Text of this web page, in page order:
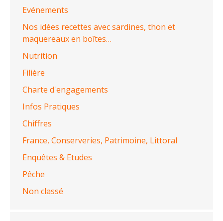
Evénements
Nos idées recettes avec sardines, thon et
maquereaux en boîtes…
Nutrition
Filière
Charte d'engagements
Infos Pratiques
Chiffres
France, Conserveries, Patrimoine, Littoral
Enquêtes & Etudes
Pêche
Non classé